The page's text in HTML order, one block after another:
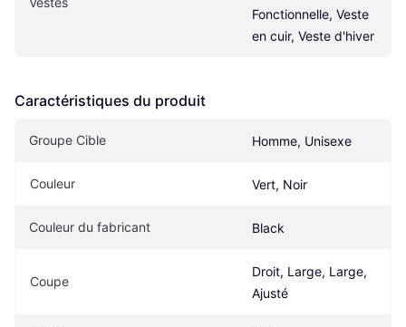
Fonctionnelle, Veste
en cuir, Veste d'hiver
Caractéristiques du produit
Groupe Cible Homme, Unisexe
Couleur Vert, Noir
Couleur du fabricant Black
Coupe
Droit, Large, Large,
Ajusté